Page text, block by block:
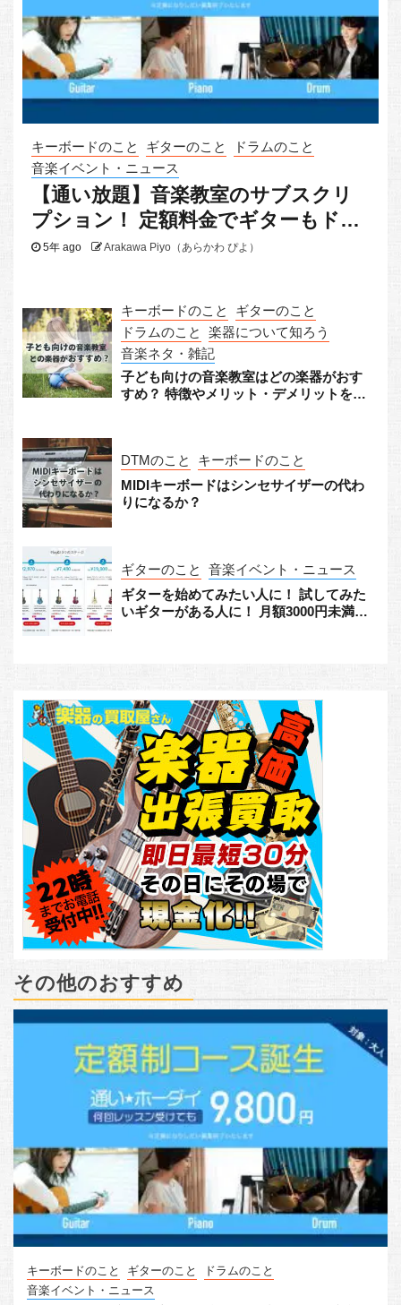
キーボードのこと ギターのこと
ドラムのこと
音楽イベント・ニュース
【通い放題】音楽教室のサブスクリ
プション！ 定額料金でギターもドラ
ムもピアノも
5年 ago Arakawa Piyo（あらかわ ぴよ）
キーボードのこと
ギターのこと
ドラムのこと
楽器について知ろう
音楽ネタ・雑記
子ども向けの音楽教室はどの楽器がおす
すめ？ 特徴やメリット・デメリットをチ
DTMのこと
キーボードのこと
MIDIキーボードはシンセサイザーの代わ
りになるか？
ギターのこと
音楽イベント・ニュース
ギターを始めてみたい人に！ 試してみた
いギターがある人に！ 月額3000円未満か
その他のおすすめ
キーボードのこと ギターのこと
ドラムのこと
音楽イベント・ニュース